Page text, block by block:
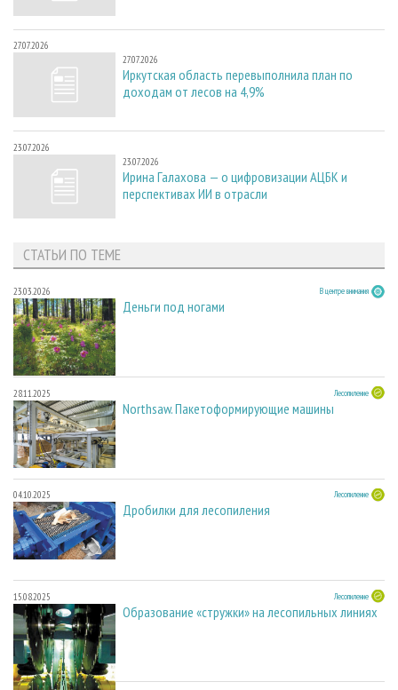
27.07.2026
27.07.2026
Иркутская область перевыполнила план по
доходам от лесов на 4,9%
23.07.2026
23.07.2026
Ирина Галахова — о цифровизации АЦБК и
перспективах ИИ в отрасли
СТАТЬИ ПО ТЕМЕ
23.03.2026 В центре внимания
Деньги под ногами
28.11.2025 Лесопиление
Northsaw. Пакетоформирующие машины
04.10.2025 Лесопиление
Дробилки для лесопиления
15.08.2025 Лесопиление
Образование «стружки» на лесопильных линиях